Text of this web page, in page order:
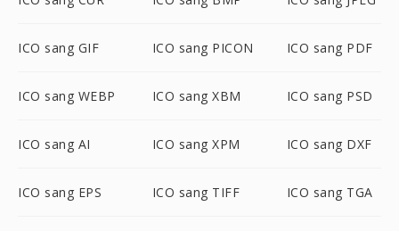
ICO sang GIF ICO sang PICON ICO sang PDF
ICO sang WEBP ICO sang XBM ICO sang PSD
ICO sang AI ICO sang XPM ICO sang DXF
ICO sang EPS ICO sang TIFF ICO sang TGA